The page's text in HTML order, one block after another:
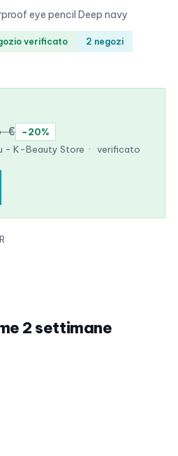
eye pencil Deep navy
verificato
2 negozi
€
−20%
- K-Beauty Store ·
verificato
2 settimane